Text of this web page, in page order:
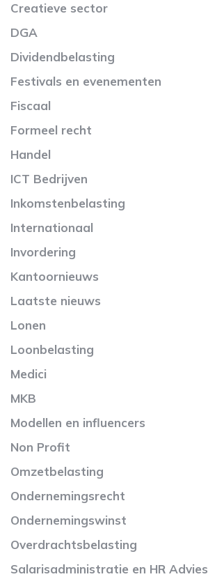
Creatieve sector
DGA
Dividendbelasting
Festivals en evenementen
Fiscaal
Formeel recht
Handel
ICT Bedrijven
Inkomstenbelasting
Internationaal
Invordering
Kantoornieuws
Laatste nieuws
Lonen
Loonbelasting
Medici
MKB
Modellen en influencers
Non Profit
Omzetbelasting
Ondernemingsrecht
Ondernemingswinst
Overdrachtsbelasting
Salarisadministratie en HR Advies